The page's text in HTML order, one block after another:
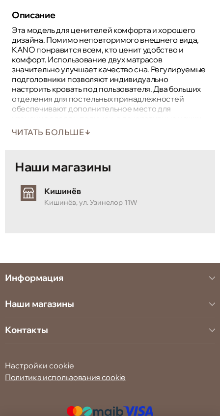
Описание
Эта модель для ценителей комфорта и хорошего
дизайна. Помимо неповторимого внешнего вида,
KANO понравится всем, кто ценит удобство и
комфорт. Использование двух матрасов
значительно улучшает качество сна. Регулируемые
подголовники позволяют индивидуально
настроить кровать под пользователя. Два больших
отделения для постельных принадлежностей
обеспечивают дополнительное место для
придают этой модели уникальный и современный
вид.
ЧИТАТЬ БОЛЬШЕ
Наши магазины
Кишинёв
Кишинёв, ул. Узинелор 11W
Информация
Наши магазины
Контакты
Настройки cookie
Политика использования cookie